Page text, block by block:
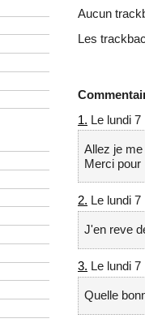
Aucun
Les
1. Le lundi
Allez je
Merci pour
2. Le lundi
J'en reve
3. Le lundi
Quelle